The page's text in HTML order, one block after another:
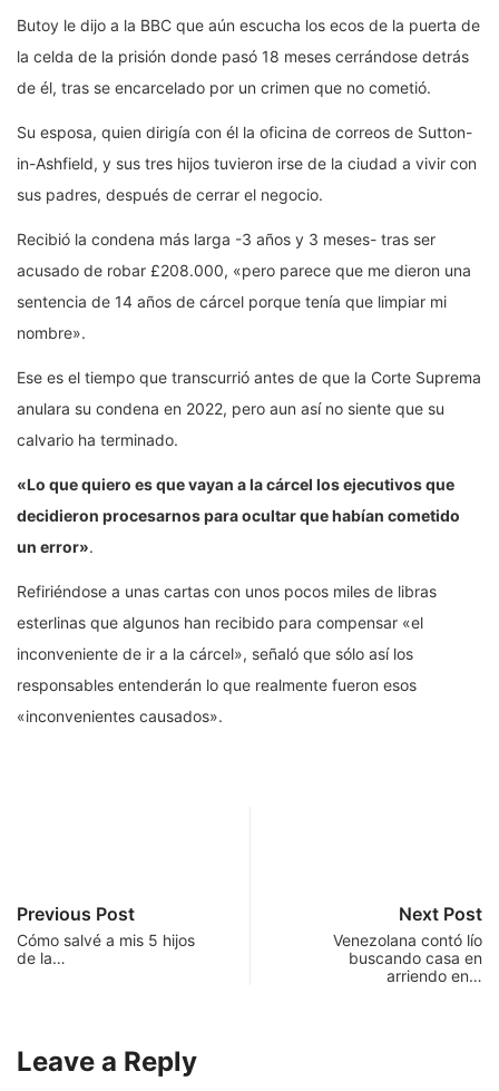
Butoy le dijo a la BBC que aún escucha los ecos de la puerta de
la celda de la prisión donde pasó 18 meses cerrándose detrás
de él, tras se encarcelado por un crimen que no cometió.
Su esposa, quien dirigía con él la oficina de correos de Sutton-
in-Ashfield, y sus tres hijos tuvieron irse de la ciudad a vivir con
sus padres, después de cerrar el negocio.
Recibió la condena más larga -3 años y 3 meses- tras ser
acusado de robar £208.000, «pero parece que me dieron una
sentencia de 14 años de cárcel porque tenía que limpiar mi
nombre».
Ese es el tiempo que transcurrió antes de que la Corte Suprema
anulara su condena en 2022, pero aun así no siente que su
calvario ha terminado.
«Lo que quiero es que vayan a la cárcel los ejecutivos que
decidieron procesarnos para ocultar que habían cometido
un error».
Refiriéndose a unas cartas con unos pocos miles de libras
esterlinas que algunos han recibido para compensar «el
inconveniente de ir a la cárcel», señaló que sólo así los
responsables entenderán lo que realmente fueron esos
«inconvenientes causados».
Previous Post
Cómo salvé a mis 5 hijos
de la…
Next Post
Venezolana contó lío
buscando casa en
arriendo en…
Leave a Reply